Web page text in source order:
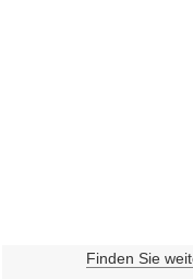
Finden Sie